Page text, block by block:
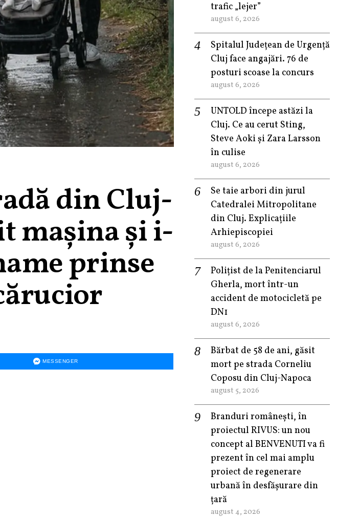
din Cluj-
mașina și i-
prinse
MESSENGER
trafic „lejer”
august 6, 2026
Spitalul Județean de Urgență
Cluj face angajări. 76 de
posturi scoase la concurs
august 6, 2026
UNTOLD începe astăzi la
Cluj. Ce au cerut Sting,
Steve Aoki și Zara Larsson
în culise
august 6, 2026
Se taie arbori din jurul
Catedralei Mitropolitane
din Cluj. Explicațiile
Arhiepiscopiei
august 6, 2026
Polițist de la Penitenciarul
Gherla, mort într-un
accident de motocicletă pe
DN1
august 6, 2026
Bărbat de 58 de ani, găsit
mort pe strada Corneliu
Coposu din Cluj-Napoca
august 5, 2026
Branduri românești, în
proiectul RIVUS: un nou
concept al BENVENUTI va fi
prezent în cel mai amplu
proiect de regenerare
urbană în desfășurare din
țară
august 4, 2026